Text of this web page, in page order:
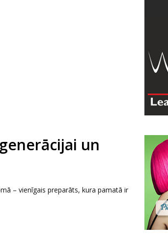
un
– vienīgais preparāts, kura pamatā ir